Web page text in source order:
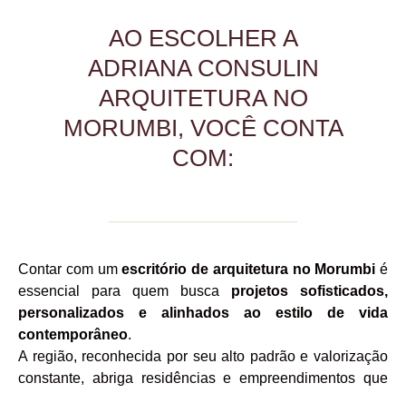
AO ESCOLHER A
ADRIANA CONSULIN
ARQUITETURA NO
MORUMBI, VOCÊ CONTA
COM:
Contar com umescritório de arquitetura no Morumbi é
essencial para quem busca projetos sofisticados,
personalizados e alinhados ao estilo de vida
contemporâneo.
A região, reconhecida por seu alto padrão e valorização
constante, abriga residências e empreendimentos que